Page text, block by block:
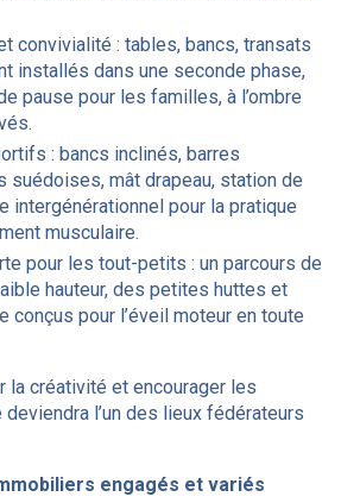
convivialité : tables, bancs, transats
installés dans une seconde phase,
pause pour les familles, à l’ombre
: bancs inclinés, barres
suédoises, mât drapeau, station de
intergénérationnel pour la pratique
musculaire.
pour les tout-petits : un parcours de
hauteur, des petites huttes et
conçus pour l’éveil moteur en toute
la créativité et encourager les
l’un des lieux fédérateurs
engagés et variés